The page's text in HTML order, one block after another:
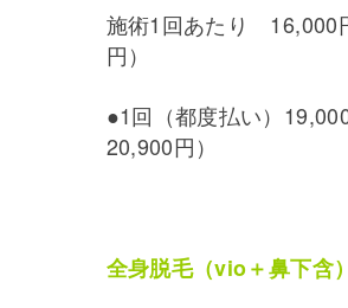
施術1回あたり 16,000
円）
●1回（都度払い）
20,900円）
全身脱毛（vio＋鼻下含）